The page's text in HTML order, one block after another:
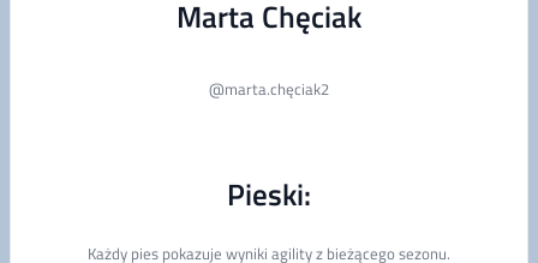
Marta Chęciak
@marta.chęciak2
Pieski:
Każdy pies pokazuje wyniki agility z bieżącego sezonu.